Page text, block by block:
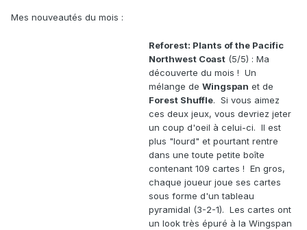
Mes nouveautés du mois :
Reforest: Plants of the Pacific
Northwest Coast (5/5) : Ma
découverte du mois ! Un
mélange de Wingspan et de
Forest Shuffle. Si vous aimez
ces deux jeux, vous devriez jeter
un coup d'oeil à celui-ci. Il est
plus "lourd" et pourtant rentre
dans une toute petite boîte
contenant 109 cartes ! En gros,
chaque joueur joue ses cartes
sous forme d'un tableau
pyramidal (3-2-1). Les cartes ont
un look très épuré à la Wingspan